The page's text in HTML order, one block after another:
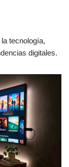
tecnología,
digitales.